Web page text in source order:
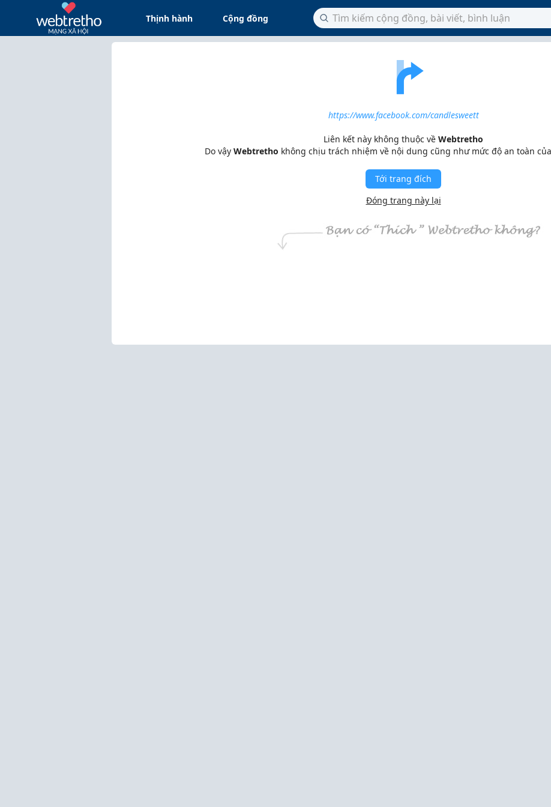
Thịnh hành Cộng đồng
https://www.facebook.com/candlesweett
Liên kết này không thuộc về Webtretho
Do vậy Webtretho không chịu trách nhiệm về nội dung cũng như mức độ an toàn
Tới trang đích
Đóng trang này lại